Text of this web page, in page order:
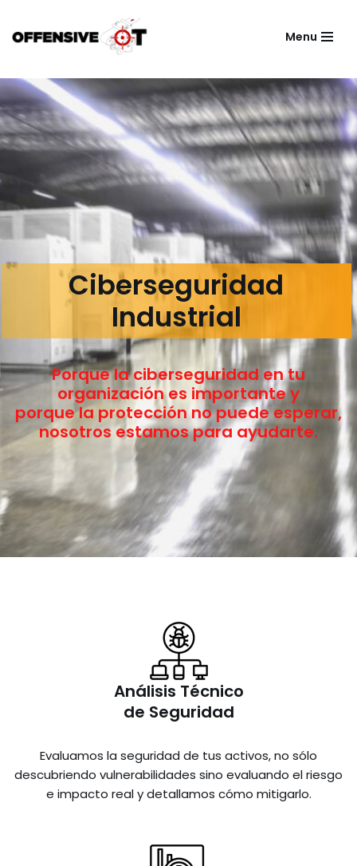
Skip
content
Menu
Ciberseguridad
Industrial
Porque la ciberseguridad en tu
organización es importante y
porque la protección no puede esperar,
nosotros estamos para ayudarte.
Análisis Técnico
de Seguridad
Evaluamos la seguridad de tus activos, no sólo
descubriendo vulnerabilidades sino evaluando el riesgo
e impacto real y detallamos cómo mitigarlo.